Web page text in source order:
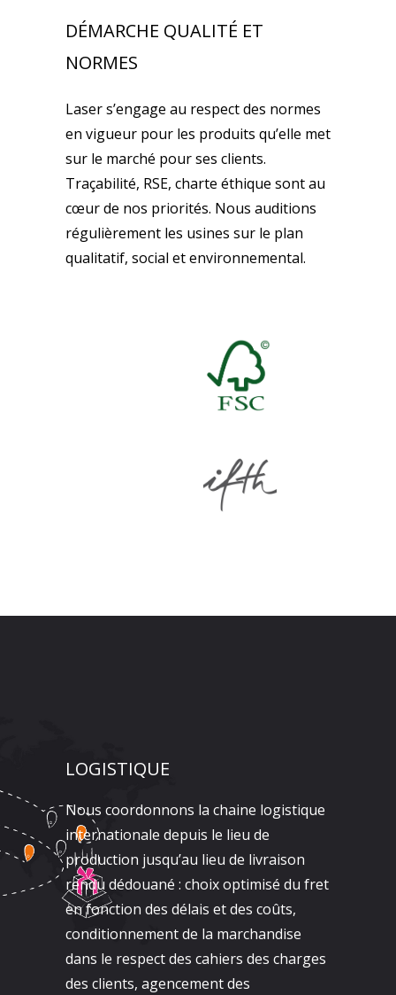
DÉMARCHE QUALITÉ ET
NORMES
Laser s’engage au respect des normes
en vigueur pour les produits qu’elle met
sur le marché pour ses clients.
Traçabilité, RSE, charte éthique sont au
cœur de nos priorités. Nous auditions
régulièrement les usines sur le plan
qualitatif, social et environnemental.
LOGISTIQUE
Nous coordonnons la chaine logistique
internationale depuis le lieu de
production jusqu’au lieu de livraison
rendu dédouané : choix optimisé du fret
en fonction des délais et des coûts,
conditionnement de la marchandise
dans le respect des cahiers des charges
des clients, agencement des